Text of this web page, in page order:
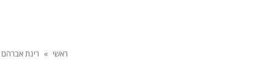
ראשי » רינת אברהם